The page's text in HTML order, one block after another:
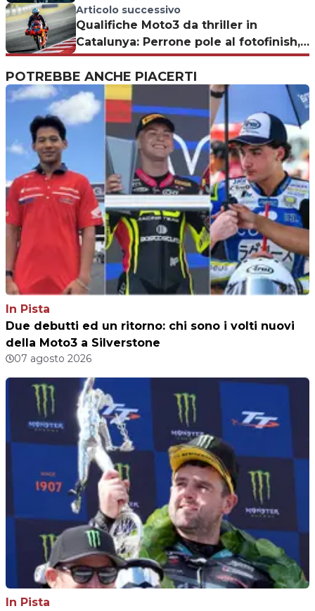
oltre
Articolo successivo
Qualifiche Moto3 da thriller in
Catalunya: Perrone pole al fotofinish,
italiani in ombra
POTREBBE ANCHE PIACERTI
In Pista
Due debutti ed un ritorno: chi sono i volti nuovi
della Moto3 a Silverstone
07 agosto 2026
In Pista